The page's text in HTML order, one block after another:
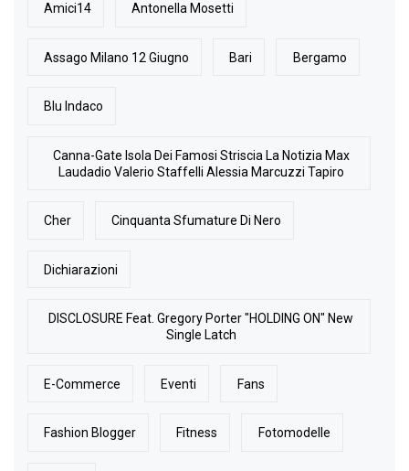
Amici14 Antonella Mosetti
Assago Milano 12 Giugno Bari Bergamo
Blu Indaco
Canna-Gate Isola Dei Famosi Striscia La Notizia Max
Laudadio Valerio Staffelli Alessia Marcuzzi Tapiro
Cher Cinquanta Sfumature Di Nero
Dichiarazioni
DISCLOSURE Feat. Gregory Porter "HOLDING ON" New
Single Latch
E-Commerce Eventi Fans
Fashion Blogger Fitness Fotomodelle